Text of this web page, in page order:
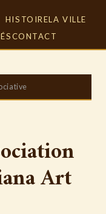
HISTOIRELA VILLE
CONTACT
Art